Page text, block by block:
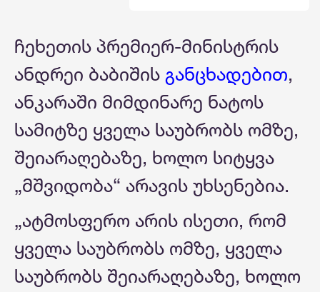
ჩეხეთის პრემიერ-მინისტრის
ანდრეი ბაბიშის განცხადებით,
ანკარაში მიმდინარე ნატოს
სამიტზე ყველა საუბრობს ომზე,
შეიარაღებაზე, ხოლო სიტყვა
„მშვიდობა“ არავის უხსენებია.
„ატმოსფერო არის ისეთი, რომ
ყველა საუბრობს ომზე, ყველა
საუბრობს შეიარაღებაზე, ხოლო